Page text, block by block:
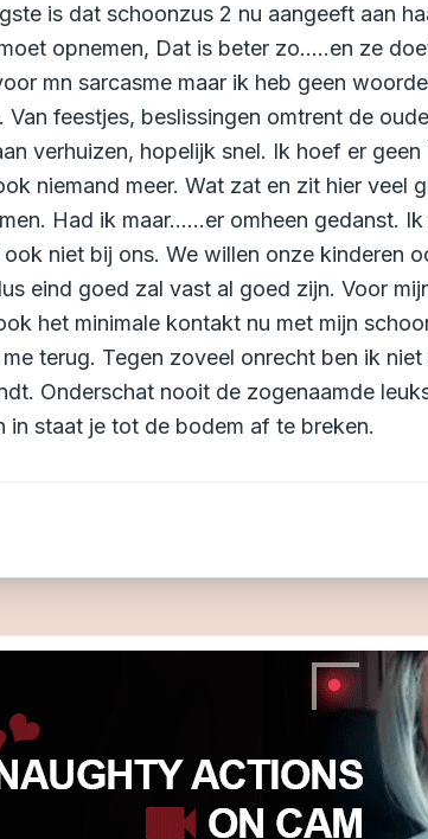
is dat schoonzus 2 nu aangeeft aan
opnemen, Dat is beter zo.....en ze
mn sarcasme maar ik heb geen
feestjes, beslissingen omtrent de
verhuizen, hopelijk snel. Ik hoef er geen
niemand meer. Wat zat en zit hier veel
Had ik maar......er omheen gedanst.
niet bij ons. We willen onze kinderen
eind goed zal vast al goed zijn. Voor
het minimale kontakt nu met mijn
terug. Tegen zoveel onrecht ben ik niet
Onderschat nooit de zogenaamde
in staat je tot de bodem af te breken.